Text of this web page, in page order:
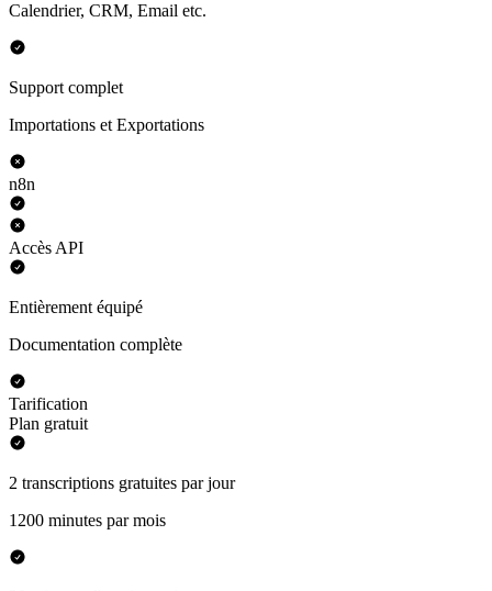
Calendrier, CRM, Email etc.
Support complet
Importations et Exportations
n8n
Accès API
Entièrement équipé
Documentation complète
Tarification
Plan gratuit
2 transcriptions gratuites par jour
1200 minutes par mois